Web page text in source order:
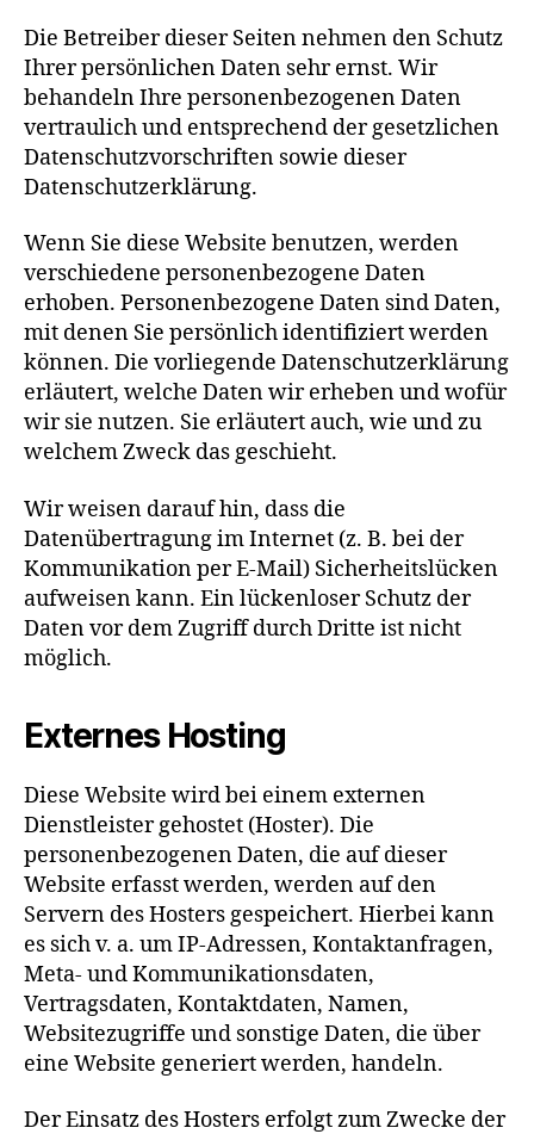
Die Betreiber dieser Seiten nehmen den Schutz
Ihrer persönlichen Daten sehr ernst. Wir
behandeln Ihre personenbezogenen Daten
vertraulich und entsprechend der gesetzlichen
Datenschutzvorschriften sowie dieser
Datenschutzerklärung.
Wenn Sie diese Website benutzen, werden
verschiedene personenbezogene Daten
erhoben. Personenbezogene Daten sind Daten,
mit denen Sie persönlich identifiziert werden
können. Die vorliegende Datenschutzerklärung
erläutert, welche Daten wir erheben und wofür
wir sie nutzen. Sie erläutert auch, wie und zu
welchem Zweck das geschieht.
Wir weisen darauf hin, dass die
Datenübertragung im Internet (z. B. bei der
Kommunikation per E-Mail) Sicherheitslücken
aufweisen kann. Ein lückenloser Schutz der
Daten vor dem Zugriff durch Dritte ist nicht
möglich.
Externes Hosting
Diese Website wird bei einem externen
Dienstleister gehostet (Hoster). Die
personenbezogenen Daten, die auf dieser
Website erfasst werden, werden auf den
Servern des Hosters gespeichert. Hierbei kann
es sich v. a. um IP-Adressen, Kontaktanfragen,
Meta- und Kommunikationsdaten,
Vertragsdaten, Kontaktdaten, Namen,
Websitezugriffe und sonstige Daten, die über
eine Website generiert werden, handeln.
Der Einsatz des Hosters erfolgt zum Zwecke der